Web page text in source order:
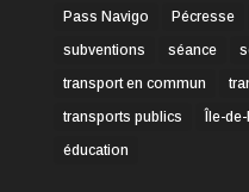
Pass Navigo
Pécresse
subventions
séance
transport en commun
transports publics
Île-
éducation